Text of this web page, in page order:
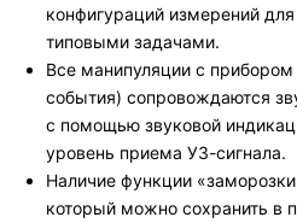
конфигураций измерений
типовыми задачами.
Все манипуляции с
события) сопровождаются
с помощью звуковой
уровень приема УЗ-сигнала.
Наличие функции
который можно сохранить в